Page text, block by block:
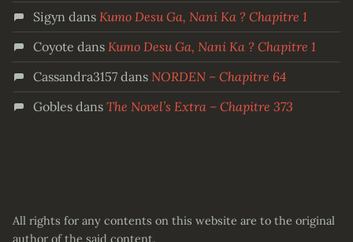
Sigyn dans Kumo Desu Ga, Nani Ka ? Chapitre 1
Coyote dans Kumo Desu Ga, Nani Ka ? Chapitre 1
Cassandra3157dans NORDEN – Chapitre 64
Goblesdans The Novel’s Extra – Chapitre 373
All rights for any contents on this website are to the original
author of the said content.